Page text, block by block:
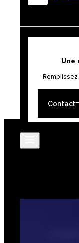
Une
Contact